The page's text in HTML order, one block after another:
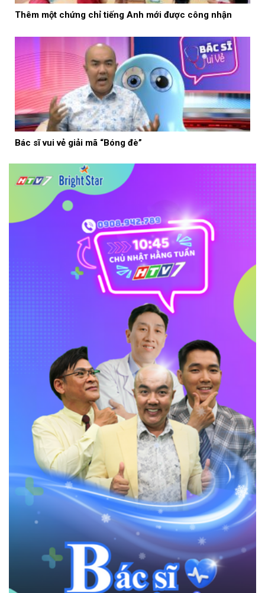
Thêm một chứng chỉ tiếng Anh mới được công nhận
Bác sĩ vui vẻ giải mã “Bóng đè”